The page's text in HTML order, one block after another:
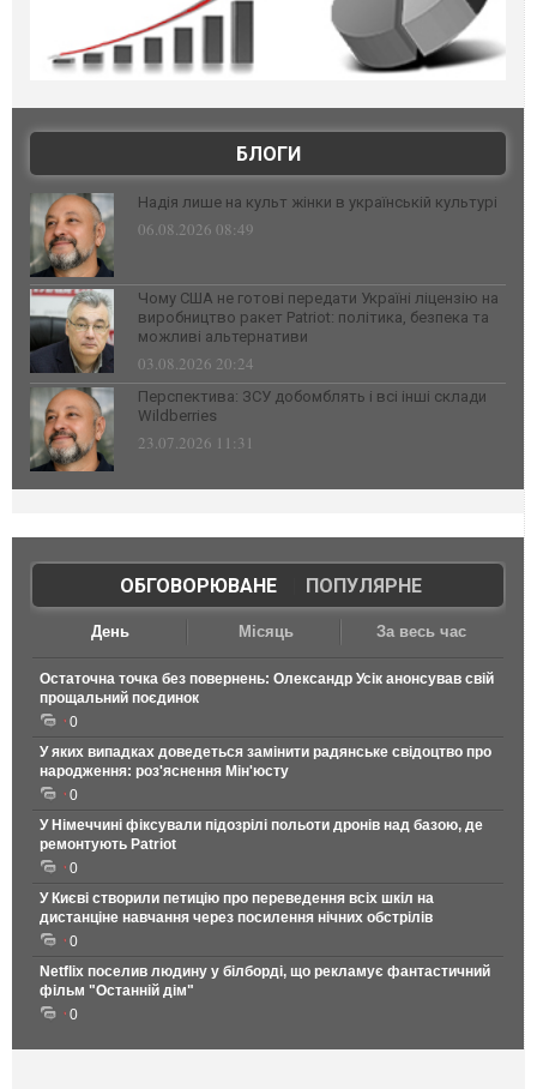
БЛОГИ
Надія лише на культ жінки в українській культурі
06.08.2026 08:49
Чому США не готові передати Україні ліцензію на
виробництво ракет Patriot: політика, безпека та
можливі альтернативи
03.08.2026 20:24
Перспектива: ЗСУ добомблять і всі інші склади
Wildberries
23.07.2026 11:31
ОБГОВОРЮВАНЕ| ПОПУЛЯРНЕ
День Місяць За весь час
Остаточна точка без повернень: Олександр Усік анонсував свій
прощальний поєдинок
0
У яких випадках доведеться замінити радянське свідоцтво про
народження: роз'яснення Мін'юсту
0
У Німеччині фіксували підозрілі польоти дронів над базою, де
ремонтують Patriot
0
У Києві створили петицію про переведення всіх шкіл на
дистанціне навчання через посилення нічних обстрілів
0
Netflix поселив людину у білборді, що рекламує фантастичний
фільм "Останній дім"
0